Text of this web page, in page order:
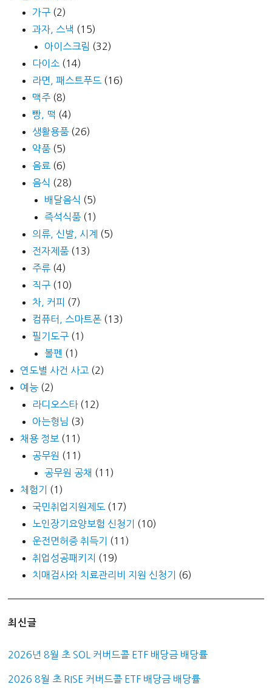
가구 (2)
과자, 스낵 (15)
아이스크림 (32)
다이소 (14)
라면, 패스트푸드 (16)
맥주 (8)
빵, 떡 (4)
생활용품 (26)
약품 (5)
음료 (6)
음식 (28)
배달음식 (5)
즉석식품 (1)
의류, 신발, 시계 (5)
전자제품 (13)
주류 (4)
직구 (10)
차, 커피 (7)
컴퓨터, 스마트폰 (13)
필기도구 (1)
볼펜 (1)
연도별 사건 사고 (2)
예능 (2)
라디오스타(12)
아는형님 (3)
채용 정보 (11)
공무원 (11)
공무원 공채 (11)
체험기
(1)
국민취업지원제도 (17)
노인장기요양보험 신청기
(10)
운전면허증 취득기
(11)
취업성공패키지
(19)
치매검사와 치료관리비 지원 신청기
(6)
최신글
2026년 8월 초 SOL 커버드콜 ETF 배당금 배당률
2026 8월 초 RISE 커버드콜 ETF 배당금 배당률